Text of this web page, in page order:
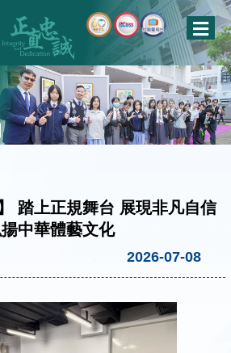
踏上正規舞台 展現非凡自信
中華體藝文化
2026-07-08